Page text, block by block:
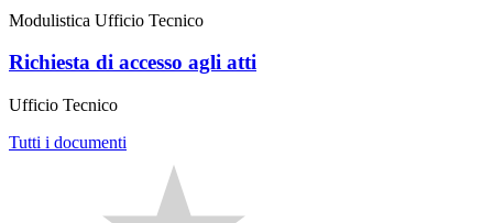
Modulistica Ufficio Tecnico
Richiesta di accesso agli atti
Ufficio Tecnico
Tutti i documenti